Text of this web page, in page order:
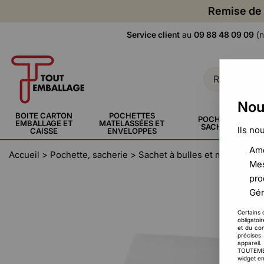
Remise
Service client au 09 88 48 09 09
BOITE CARTON
EMBALLAGE ET
CAISSE
POCHETTES
MATELASSÉES ET
ENVELOPPES
POCHETTE,
SACHERIE
Accueil > Pochette, sacherie > Sachet à bulles et mousse >
Ils
Certains
et du
widget